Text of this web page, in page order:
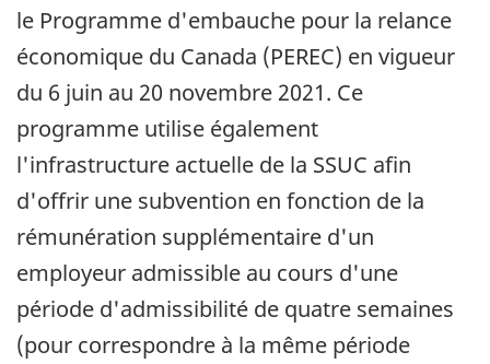
le Programme d'embauche pour la relance
économique du Canada (PEREC) en vigueur
du 6 juin au 20 novembre 2021. Ce
programme utilise également
l'infrastructure actuelle de la SSUC afin
d'offrir une subvention en fonction de la
rémunération supplémentaire d'un
employeur admissible au cours d'une
période d'admissibilité de quatre semaines
(pour correspondre à la même période